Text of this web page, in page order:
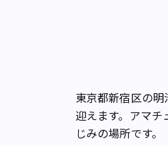
東京都新宿区の
迎えます。アマ
じみの場所です。